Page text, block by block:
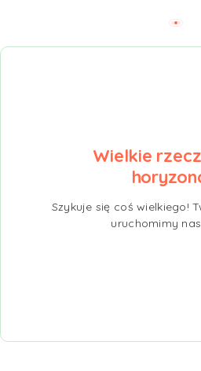
Wielkie
Szykuje się coś wielkiego!
uruchomimy